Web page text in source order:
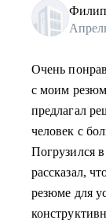
Очень
с моим
предлагал
человек с
Погрузился
рассказал,
резюме для